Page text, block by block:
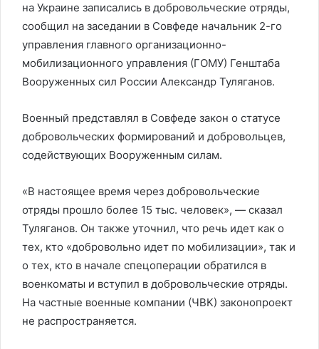
на Украине записались в добровольческие отряды,
сообщил на заседании в Совфеде начальник 2-го
управления главного организационно-
мобилизационного управления (ГОМУ) Генштаба
Вооруженных сил России Александр Туляганов.
Военный представлял в Совфеде закон о статусе
добровольческих формирований и добровольцев,
содействующих Вооруженным силам.
«В настоящее время через добровольческие
отряды прошло более 15 тыс. человек», — сказал
Туляганов. Он также уточнил, что речь идет как о
тех, кто «добровольно идет по мобилизации», так и
о тех, кто в начале спецоперации обратился в
военкоматы и вступил в добровольческие отряды.
На частные военные компании (ЧВК) законопроект
не распространяется.